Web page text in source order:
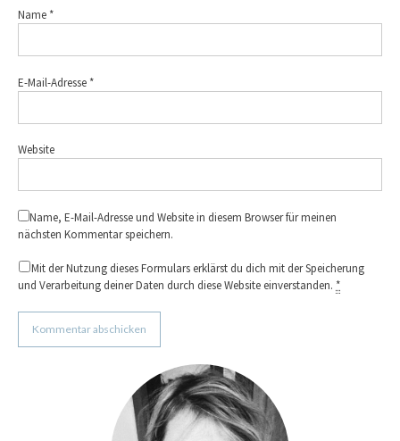
Name *
E-Mail-Adresse *
Website
Name, E-Mail-Adresse und Website in diesem Browser für meinen
nächsten Kommentar speichern.
Mit der Nutzung dieses Formulars erklärst du dich mit der Speicherung
und Verarbeitung deiner Daten durch diese Website einverstanden. *